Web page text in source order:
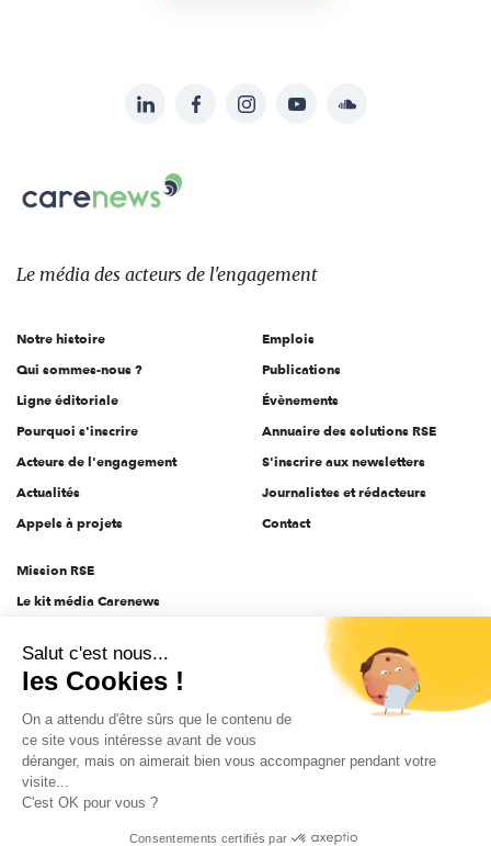
sur:
LinkedInFacebookInstagramYouTubeSoundcloud
Le
des
l'engagement
Le média des acteurs de l'engagement
Notre histoire
Qui sommes-nous ?
Ligne éditoriale
Pourquoi s'inscrire
Acteurs de l'engagement
Actualités
Appels à projets
Emplois
Publications
Évènements
Annuaire des solutions RSE
S'inscrire aux newsletters
Journalistes et rédacteurs
Contact
Mission RSE
Le kit média Carenews
AEF info
Novethic
PRODURABLE
Inclusiv Day
Données personnelles Mentions légales 2025-2026 Tout droits réservés
Salut c'est nous...
les Cookies !
On a attendu d'être sûrs que le contenu de
ce site vous intéresse avant de vous
déranger, mais on aimerait bien vous accompagner pendant votre
visite...
C'est OK pour vous ?
Consentements certifiés par